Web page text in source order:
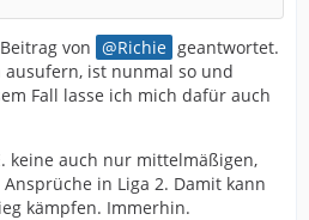
von Richie geantwortet.
ausufern, ist nunmal so und
Fall lasse ich mich dafür auch
keine auch nur mittelmäßigen,
in Liga 2. Damit kann
kämpfen. Immerhin.